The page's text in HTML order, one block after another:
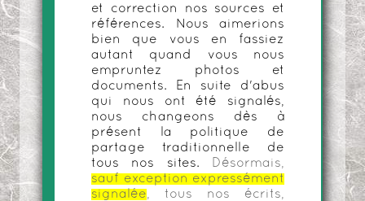
et correction nos sources et
références. Nous aimerions
bien que vous en fassiez
autant quand vous nous
empruntez photos et
documents. En suite d'abus
qui nous ont été signalés,
nous changeons dès à
présent la politique de
partage traditionnelle de
tous nos sites.
Désormais,
sauf exception expressément
signalée, tous nos écrits,